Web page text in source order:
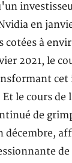
en
cotées à
2021, le
cet
Et le cours
de
décembre,
de